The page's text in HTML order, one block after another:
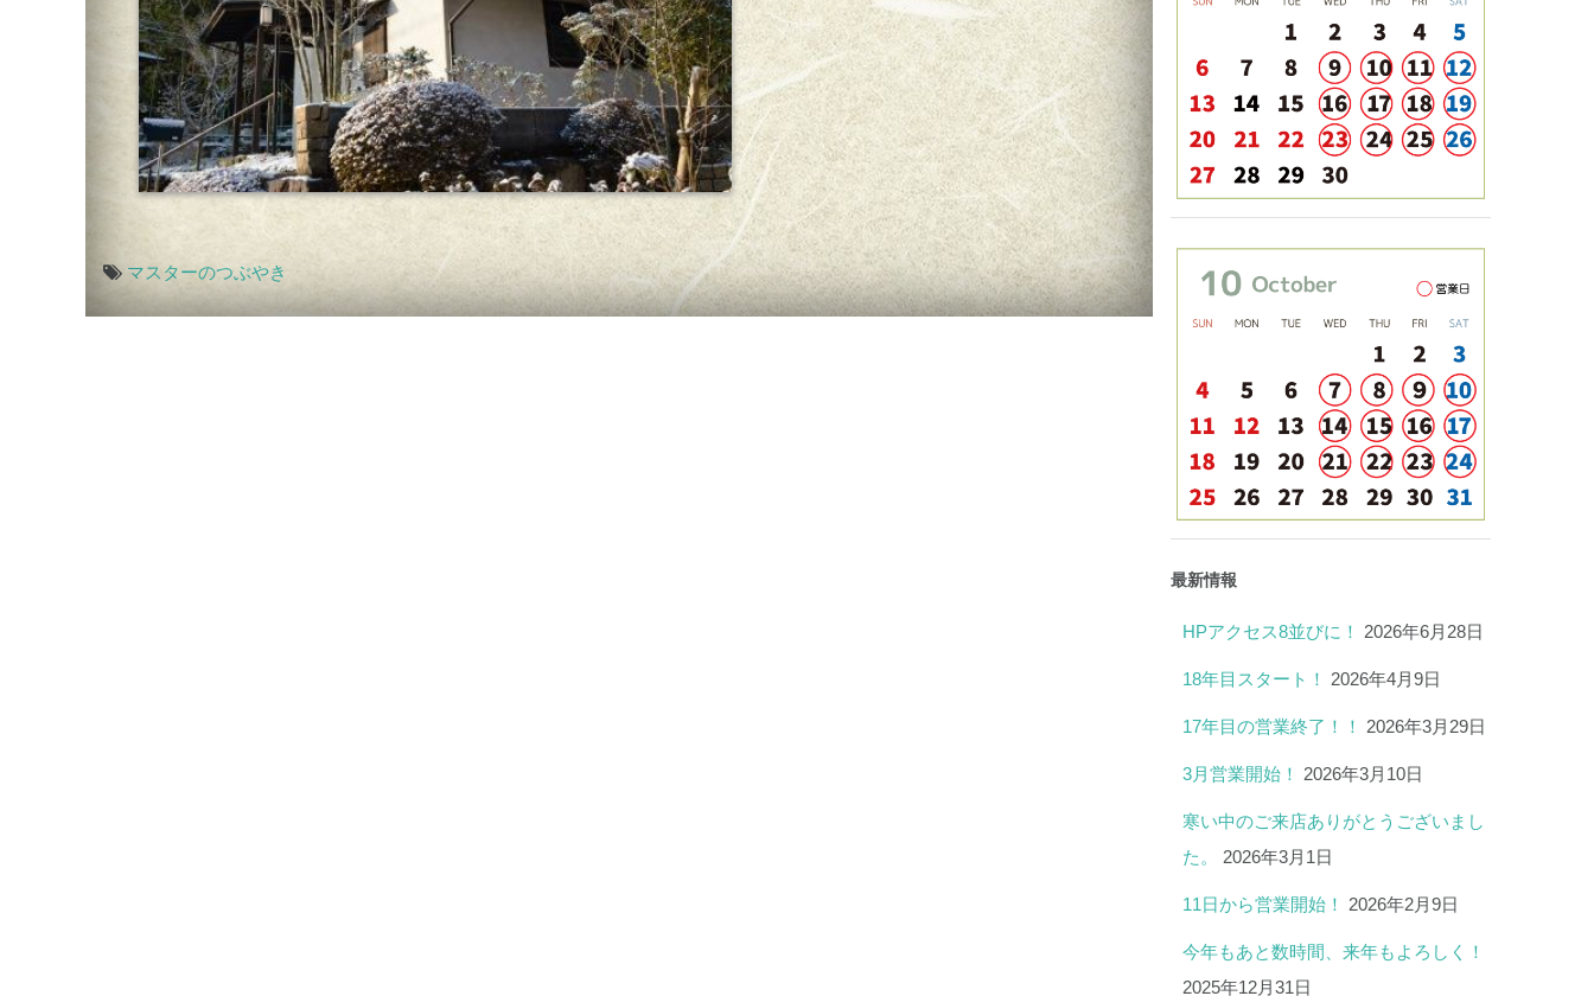
マスターのつぶやき
最新情報
HPアクセス8並びに！ 2026年6月28日
18年目スタート！ 2026年4月9日
17年目の営業終了！！ 2026年3月29日
3月営業開始！ 2026年3月10日
寒い中のご来店ありがとうございまし
た。
2026年3月1日
11日から営業開始！ 2026年2月9日
今年もあと数時間、来年もよろしく！
2025年12月31日